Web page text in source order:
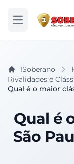
Abrir menu
1Soberano
Rivalidades e
Qual é o maior
Qual é
São